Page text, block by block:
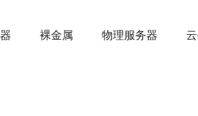
裸金属 物理服务器